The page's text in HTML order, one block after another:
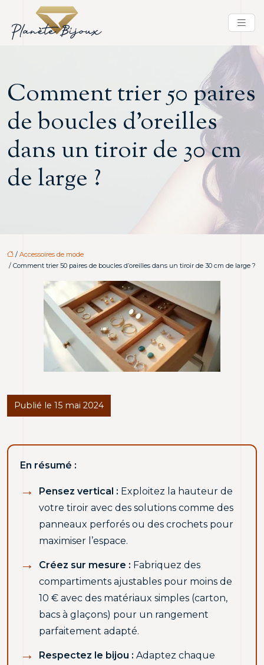
Comment trier 50 paires
de boucles d’oreilles
dans un tiroir de 30 cm
de large ?
/ Accessoires de mode
/ Comment trier 50 paires de boucles d’oreilles dans un tiroir de 30 cm de large ?
Publié le 15 mai 2024
En résumé :
Pensez vertical : Exploitez la hauteur de
votre tiroir avec des solutions comme des
panneaux perforés ou des crochets pour
maximiser l’espace.
Créez sur mesure : Fabriquez des
compartiments ajustables pour moins de
10 € avec des matériaux simples (carton,
bacs à glaçons) pour un rangement
parfaitement adapté.
Respectez le bijou : Adaptez chaque